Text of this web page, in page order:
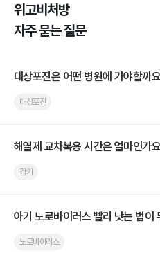
위고비처방
자주 묻는 질문
대상포진은 어떤 병원에 가야할까
대상포진
해열제 교차복용 시간은 얼마인가
감기
아기 노로바이러스 빨리 낫는 법이
노로바이러스